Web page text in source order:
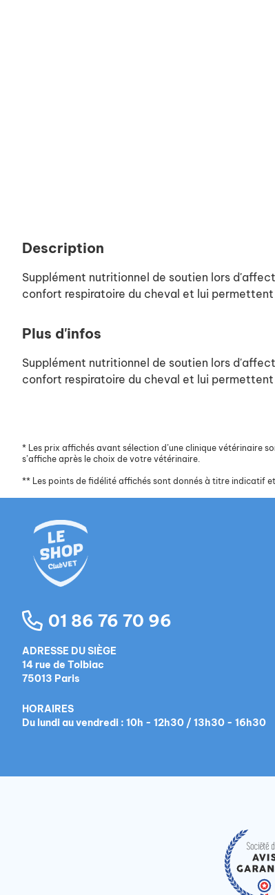
Description
Supplément nutritionnel de soutien lors
confort respiratoire du cheval et lui
Plus d'infos
Supplément nutritionnel de soutien lors
confort respiratoire du cheval et lui
* Les prix affichés avant sélection d’une clinique vétérinaire
s’affiche après le choix de votre vétérinaire.
** Les points de fidélité affichés sont donnés à titre indicatif
01 86 76 70 96
ADRESSE DU SIÈGE
14 rue de Tolbiac
75013 Paris
HORAIRES
Du lundi au vendredi : 10h - 12h30 / 13h30 - 16h30